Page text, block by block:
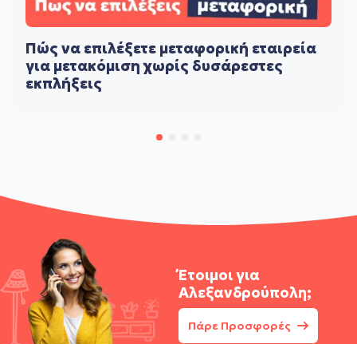
Πώς να επιλέξετε μεταφορική εταιρεία
για μετακόμιση χωρίς δυσάρεστες
εκπλήξεις
Έτοιμοι για
Αλεξανδρούπολη;
Πάρε Προσφορές